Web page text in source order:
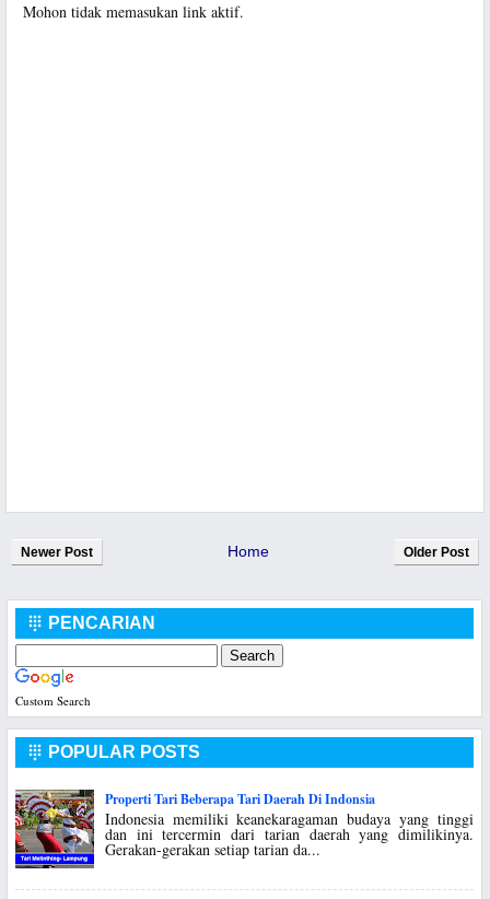
Mohon tidak memasukan link aktif.
Newer Post Older Post
Home
 PENCARIAN
Custom Search
 POPULAR POSTS
Properti Tari Beberapa Tari Daerah Di Indonsia
Indonesia memiliki keanekaragaman budaya yang tinggi
dan ini tercermin dari tarian daerah yang dimilikinya.
Gerakan-gerakan setiap tarian da...